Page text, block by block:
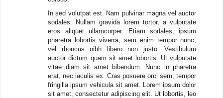
In sed volutpat est. Nam pulvinar magna vel auctor
sodales. Nullam gravida lorem tortor, a vulputate
eros aliquet ullamcorper. Etiam sodales, ipsum
pharetra lobortis viverra, sem enim tempor nunc,
vel rhoncus nibh libero non justo. Vestibulum
auctor dictum quam sit amet lobortis. Ut vulputate
vitae diam sit amet bibendum. Nunc in pharetra
erat, nec iaculis ex. Cras posuere orci sem, tempor
fringilla ipsum vehicula sit amet. Lorem ipsum dolor
sit amet, consectetur adipiscing elit. Ut lobortis, leo